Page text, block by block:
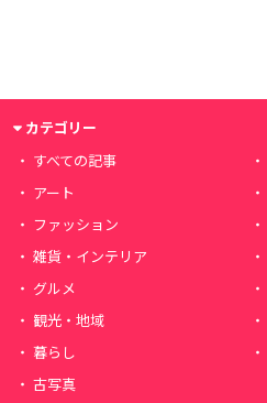
カテゴリー
すべての記事
アート
ファッション
雑貨・インテリア
グルメ
観光・地域
暮らし
古写真